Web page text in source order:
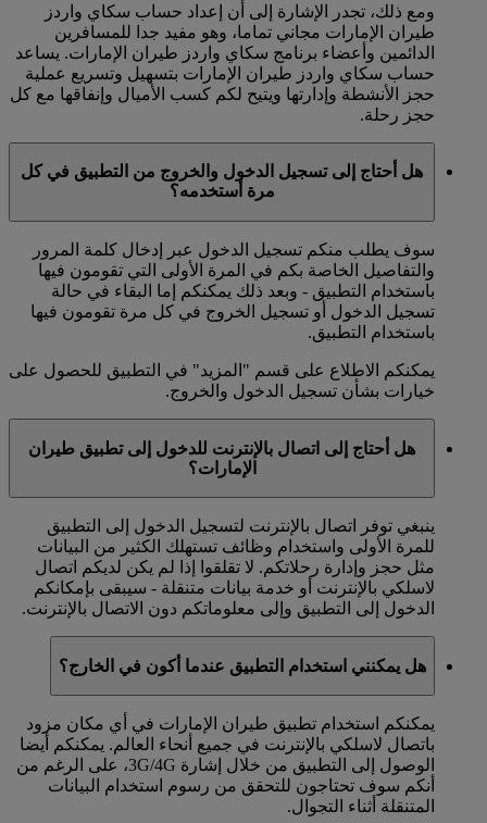
ومع ذلك، تجدر الإشارة إلى أن إعداد حساب سكاي واردز
طيران الإمارات مجاني تماما، وهو مفيد جدا للمسافرين
الدائمين وأعضاء برنامج سكاي واردز طيران الإمارات. يساعد
حساب سكاي واردز طيران الإمارات بتسهيل وتسريع عملية
حجز الأنشطة وإدارتها ويتيح لكم كسب الأميال وإنفاقها مع كل
حجز رحلة.
هل أحتاج إلى تسجيل الدخول والخروج من التطبيق في كل
مرة أستخدمه؟
سوف يطلب منكم تسجيل الدخول عبر إدخال كلمة المرور
والتفاصيل الخاصة بكم في المرة الأولى التي تقومون فيها
باستخدام التطبيق - وبعد ذلك يمكنكم إما البقاء في حالة
تسجيل الدخول أو تسجيل الخروج في كل مرة تقومون فيها
باستخدام التطبيق.
يمكنكم الاطلاع على قسم "المزيد" في التطبيق للحصول على
خيارات بشأن تسجيل الدخول والخروج.
هل أحتاج إلى اتصال بالإنترنت للدخول إلى تطبيق طيران
الإمارات؟
ينبغي توفر اتصال بالإنترنت لتسجيل الدخول إلى التطبيق
للمرة الأولى واستخدام وظائف تستهلك الكثير من البيانات
مثل حجز وإدارة رحلاتكم. لا تقلقوا إذا لم يكن لديكم اتصال
لاسلكي بالإنترنت أو خدمة بيانات متنقلة - سيبقى بإمكانكم
الدخول إلى التطبيق وإلى معلوماتكم دون الاتصال بالإنترنت.
هل يمكنني استخدام التطبيق عندما أكون في الخارج؟
يمكنكم استخدام تطبيق طيران الإمارات في أي مكان مزود
باتصال لاسلكي بالإنترنت في جميع أنحاء العالم. يمكنكم أيضا
الوصول إلى التطبيق من خلال إشارة 3G/4G، على الرغم من
أنكم سوف تحتاجون للتحقق من رسوم استخدام البيانات
المتنقلة أثناء التجوال.